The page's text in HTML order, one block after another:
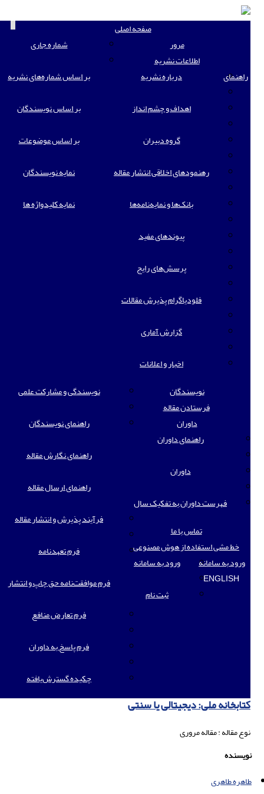
صفحه اصلی
مرور
شماره جاری
بر اساس شماره‌های نشریه
بر اساس نویسندگان
بر اساس موضوعات
نمایه نویسندگان
نمایه کلیدواژه ها
اطلاعات نشریه
درباره نشریه
اهداف و چشم انداز
گروه دبیران
رهنمودهای اخلاقی انتشار مقاله
بانک‌ها و نمایه‌‌نامه‌ها
پیوندهای مفید
پرسش‌های رایج
فلودیاگرام پذیرش مقالات
گزارش آماری
اخبار و اعلانات
راهنمای
نویسندگان
نویسندگی و مشارکت علمی
راهنمای نویسندگان
راهنمای نگارش مقاله
راهنمای ارسال مقاله
فرآیند پذیرش و انتشار مقاله
فرم تعهدنامه
فرم موافقت‌نامه حق چاپ و انتشار
فرم تعارض منافع
فرم پاسخ به داوران
چکیده گسترش‌یافته
فرستادن مقاله
داوران
راهنمای داوران
داوران
فهرست داوران به تفکیک سال
تماس با ما
خط مشی استفاده از هوش مصنوعی
ورود به سامانه
ورود به سامانه
ثبت نام
ENGLISH
کتابخانه ملی: دیجیتالی یا سنتی
نوع مقاله : مقاله مروری
نویسنده
طاهره طاهری